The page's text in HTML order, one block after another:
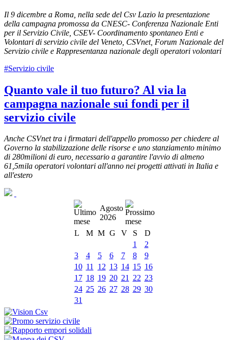
Il 9 dicembre a Roma, nella sede del Csv Lazio la presentazione
della campagna promossa da CNESC- Conferenza Nazionale Enti
per il Servizio Civile, CSEV- Coordinamento spontaneo Enti e
Volontari di servizio civile del Veneto, CSVnet, Forum Nazionale del
Servizio civile e Rappresentanza nazionale degli operatori volontari
#Servizio civile
Quanto vale il tuo futuro? Al via la
campagna nazionale sui fondi per il
servizio civile
Anche CSVnet tra i firmatari dell'appello promosso per chiedere al
Governo la stabilizzazione delle risorse e uno stanziamento minimo
di 280milioni di euro, necessario a garantire l'avvio di almeno
61,5mila operatori volontari all'anno nei progetti attivati in Italia e
all'estero
Agosto
2026
L
M M G V S
D
1
2
3
4 5 6 7 8
9
10 11 12 13 14 15 16
17 18 19 20 21 22 23
24 25 26 27 28 29 30
31